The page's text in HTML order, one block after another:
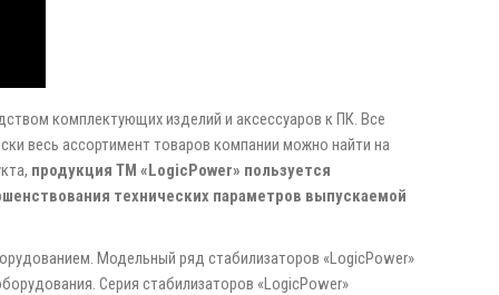
комплектующих изделий и аксессуаров к ПК. Все
весь ассортимент товаров компании можно найти на
продукция ТМ «LogicРower» пользуется
технических параметров выпускаемой
Модельный ряд стабилизаторов «LogicPower»
Серия стабилизаторов «LogicPower»